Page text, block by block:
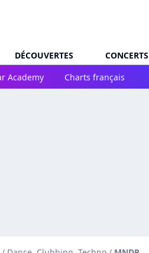
DÉCOUVERTES
Academy Charts français